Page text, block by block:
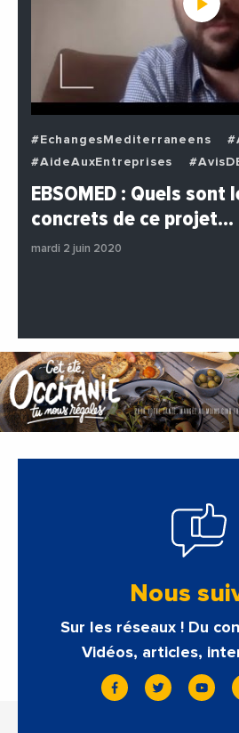
#EchangesMediterraneens
#AideAuxEntreprises
#BuzzNews
#Decideurs
#Entreprises
#Institutions
EBSOMED : Quels
concrets de ce projet…
mardi 2 juin 2020
Nous
Sur les réseaux ! Du
Vidéos, articles,